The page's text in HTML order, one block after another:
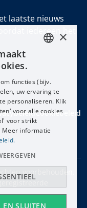
laatste nieuws
iedereen het
Cookiebeleid
voorbehouden.
DEUTSCH
FRANÇAIS
×
functies (bijv.
uw ervaring te
personaliseren. Klik
voor alle cookies
voor strikt
Meer informatie
EN SLUITEN